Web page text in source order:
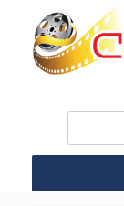
content
поиска: